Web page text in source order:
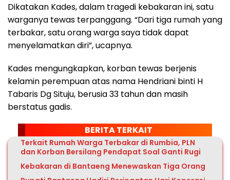
Dikatakan Kades, dalam tragedi kebakaran ini, satu
warganya tewas terpanggang. “Dari tiga rumah yang
terbakar, satu orang warga saya tidak dapat
menyelamatkan diri”, ucapnya.
Kades mengungkapkan, korban tewas berjenis
kelamin perempuan atas nama Hendriani binti H
Tabaris Dg Situju, berusia 33 tahun dan masih
berstatus gadis.
BERITA TERKAIT
Terkait Rumah Warga Terbakar di Rumbia, PLN
dan Korban Bersilang Pendapat Soal Ganti Rugi
Kebakaran di Bantaeng Menewaskan Tiga Orang